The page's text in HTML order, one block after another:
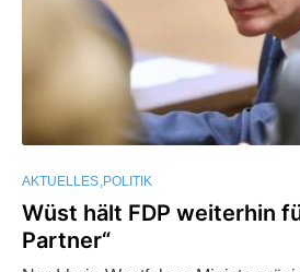
AKTUELLES POLITIK
Wüst hält FDP weiterhin
Partner“